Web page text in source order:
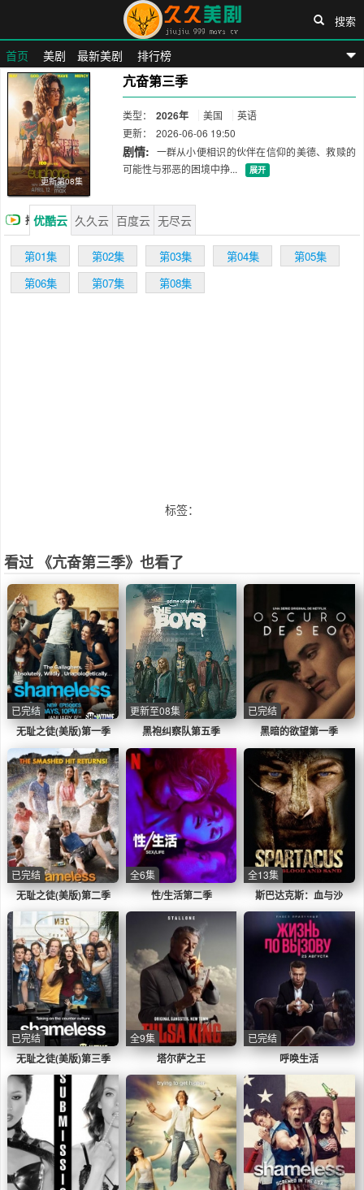
久久美剧网
首页 美剧 最新美剧 排行榜
搜索
更新第08集
亢奋第三季
类型： 2026年 美国
英语
更新：
2026-06-06 19:50
剧情: 一群从小便相识的伙伴在信仰的美德、救赎的
可能性与邪恶的困境中挣...
展开
播优酷云 久久云 百度云 无尽云
第01集 第02集 第03集 第04集
第05集
第06集
第07集 第08集
标签：
看过 《亢奋第三季》也看了
无耻之徒(美版)第一季
已完结
黑袍纠察队第五季
更新至08集
黑暗的欲望第一季
已完结
无耻之徒(美版)第二季
已完结
性/生活第二季
全6集
斯巴达克斯：血与沙
全13集
无耻之徒(美版)第三季
已完结
塔尔萨之王
全9集
呼唤生活
已完结